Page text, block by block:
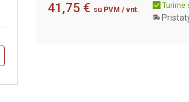
41,75 € su PVM / vnt. Turime